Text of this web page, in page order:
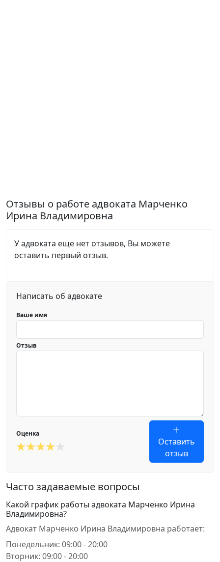
Отзывы о работе адвоката Марченко
Ирина Владимировна
У адвоката еще нет отзывов, Вы можете
оставить первый отзыв.
Написать об адвокате
Ваше имя
Отзыв
Оценка
Оставить
отзыв
Часто задаваемые вопросы
Какой график работы адвоката Марченко Ирина
Владимировна?
Адвокат Марченко Ирина Владимировна работает:
Понедельник: 09:00 - 20:00
Вторник: 09:00 - 20:00